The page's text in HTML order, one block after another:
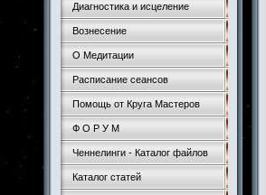
Диагностика и исцеление
Вознесение
О Медитации
Расписание сеансов
Помощь от Круга Мастеров
Ф О Р У М
Ченнелинги - Каталог файлов
Каталог статей